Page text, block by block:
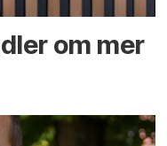
om mer